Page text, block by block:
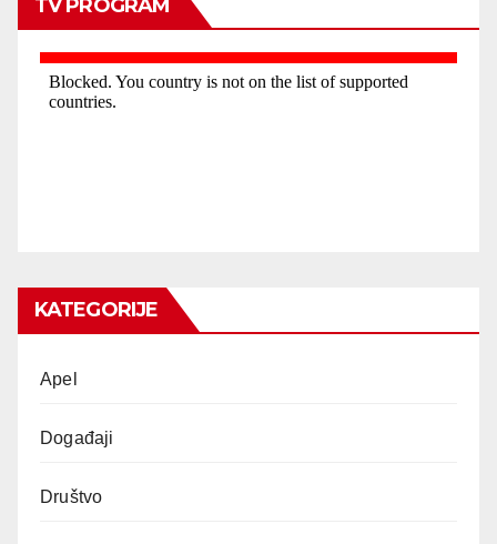
TV PROGRAM
KATEGORIJE
Apel
Događaji
Društvo